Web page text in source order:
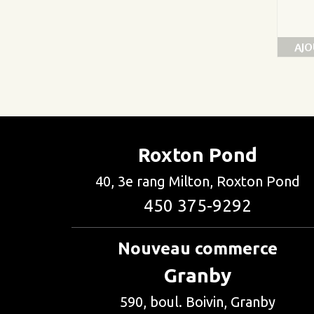
Roxton Pond
40, 3e rang Milton, Roxton Pond
450 375-9292
Nouveau commerce
Granby
590, boul. Boivin, Granby